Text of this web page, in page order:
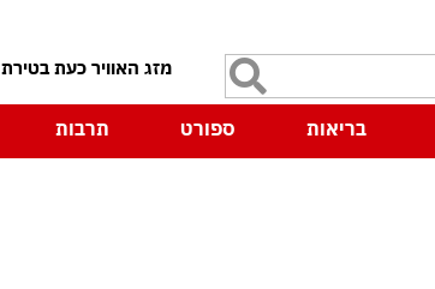
בריאות ספורט תרבות